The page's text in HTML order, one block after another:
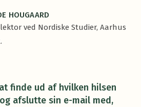
HOUGAARD
lektor ved Nordiske Studier, Aarhus
finde ud af hvilken hilsen
afslutte sin e-mail med,